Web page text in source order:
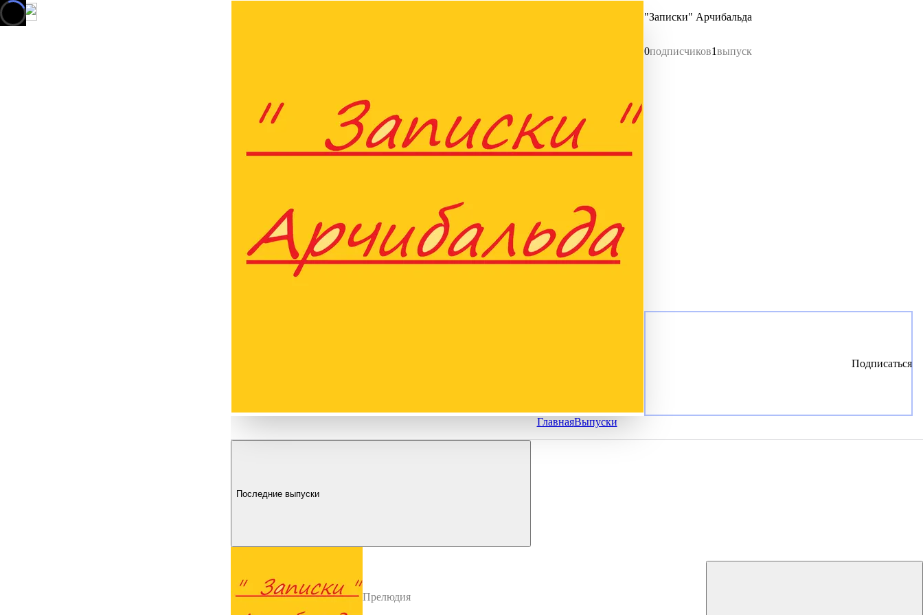
"Записки" Арчибальда
0подписчиков1выпуск
Подписаться
ГлавнаяВыпуски
Последние выпуски
Прелюдия